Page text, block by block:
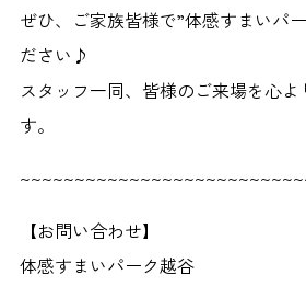
ぜひ、ご家族皆様で”体感すまいパ
ださい♪
スタッフ一同、皆様のご来場を心
す。
【お問い合わせ】
体感すまいパーク越谷